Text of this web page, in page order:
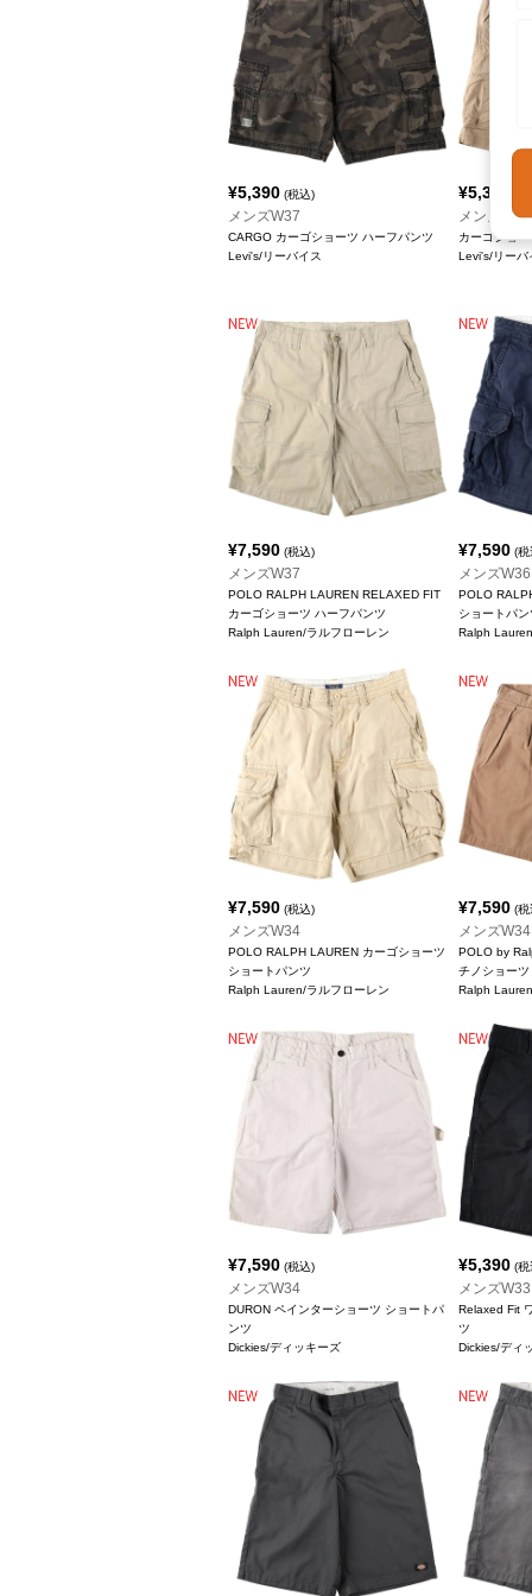
¥5,390 (税込)
メンズW37
CARGO カーゴショーツ ハーフパンツ
Levi's/リーバイス
¥5,390
メンズW36
カーゴショ
Levi's/リーバ
¥7,590 (税込)
メンズW37
POLO RALPH LAUREN RELAXED FIT
カーゴショーツ ハーフパンツ
Ralph Lauren/ラルフローレン
¥7,590 (税
メンズW36
POLO
ショートパン
Ralph
¥7,590 (税込)
メンズW34
POLO RALPH LAUREN カーゴショーツ
ショートパンツ
Ralph Lauren/ラルフローレン
¥7,590 (税
メンズW34
POLO by
チノショー
Ralph
¥7,590 (税込)
メンズW34
DURON ペインターショーツ ショートパ
ンツ
Dickies/ディッキーズ
¥5,390 (税
メンズW33
Relaxed Fit
ツ
Dickies/ディ